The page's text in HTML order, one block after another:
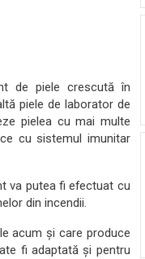
de piele crescută în
piele de laborator de
pielea cu mai multe
cu sistemul imunitar
va putea fi efectuat cu
din incendii.
acum și care produce
fi adaptată și pentru